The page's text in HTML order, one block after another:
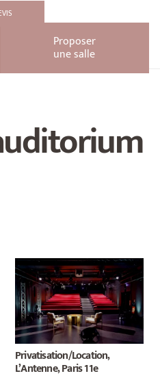
Proposer
une salle
Privatisation/Location,
L’Antenne, Paris 11e